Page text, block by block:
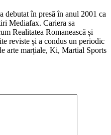
debutat în presă în anul 2001 ca
Mediafax. Cariera sa
Realitatea Romanească și
reviste și a condus un periodic
arte marțiale, Ki, Martial Sports